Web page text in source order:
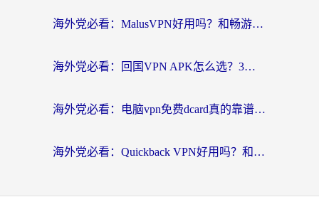
海外党必看：MalusVPN好用吗？和畅游VPN对比哪个回国效果更好？附穿梭飞鱼神龟真实体验
海外党必看：回国VPN APK怎么选？3步教你无缝刷国内剧玩国服
海外党必看：电脑vpn免费dcard真的靠谱吗？教你选对回国加速器无缝访问国内资源
海外党必看：Quickback VPN好用吗？和小黑牛VPN对比哪个回国效果更好？附真实体验+避坑指南